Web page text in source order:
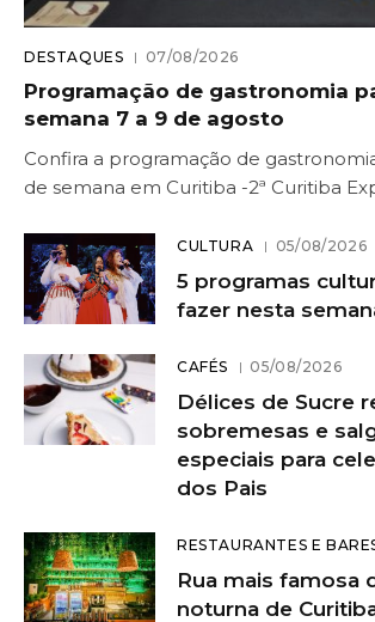
DESTAQUES 07/08/2026
Programação de gastronomia
semana 7 a 9 de agosto
Confira a programação de
de semana em Curitiba -2ª Curitiba
CULTURA 05/08/2026
5 programas
fazer nesta
CAFÉS 05/08/2026
Délices de Sucre
sobremesas e
especiais para
dos Pais
RESTAURANTES E
Rua mais famosa
noturna de